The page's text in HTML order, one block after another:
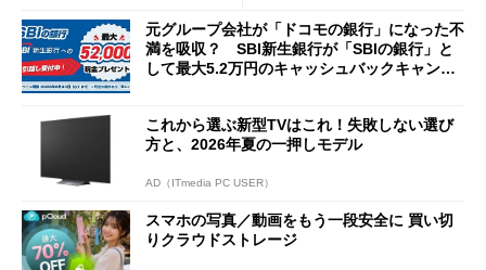
元グループ会社が「ドコモの銀行」になった不
満を吸収？ SBI新生銀行が「SBIの銀行」と
して最大5.2万円のキャッシュバックキャンペ
これから選ぶ新型TVはこれ！失敗しない選び
方と、2026年夏の一押しモデル
AD（ITmedia PC USER）
スマホの写真／動画をもう一段安全に 買い切
りクラウドストレージ